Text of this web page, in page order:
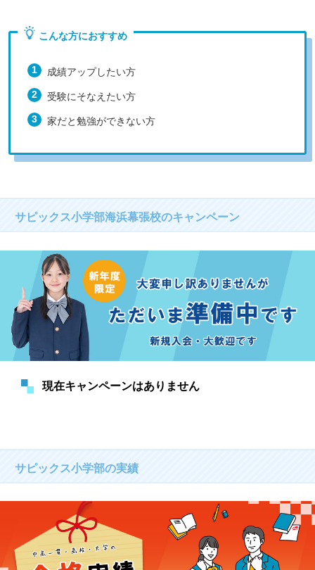
こんな方におすすめ
成績アップしたい方
受験にそなえたい方
家だと勉強ができない方
サピックス小学部海浜幕張校のキャンペーン
現在キャンペーンはありません
サピックス小学部の実績